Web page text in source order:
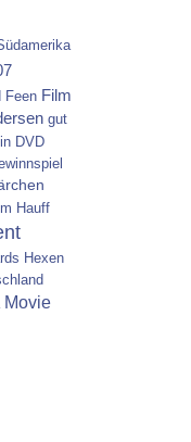
Feen Film
gut
DVD
Hauff
Hexen
Movie